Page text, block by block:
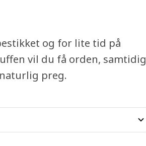
og for lite tid på
vil du få orden, samtidig
preg.